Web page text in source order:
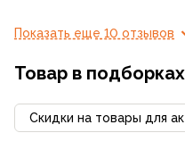
Показать еще 10 отзывов
Товар в подборках
Скидки на товары для